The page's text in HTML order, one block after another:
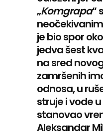
„Komgrapa“
je bio spor
jedva šest
na sred
zamršenih
odnosa, u
struje i vode
stanovao
Aleksandar